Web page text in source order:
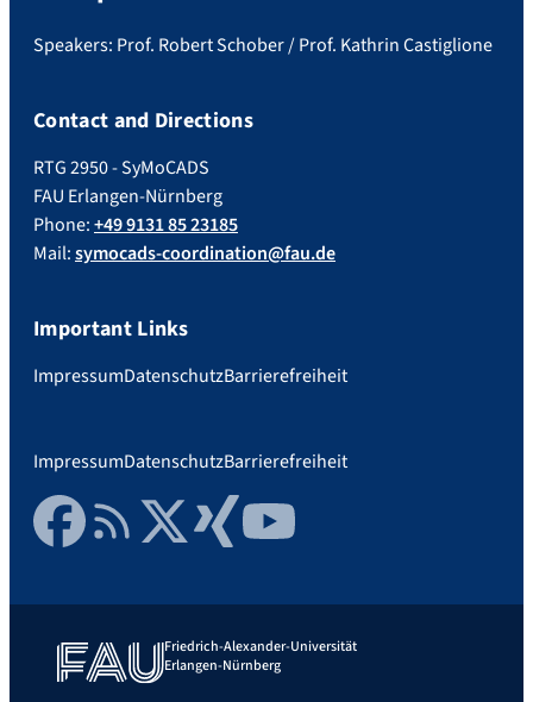
Speakers: Prof. Robert Schober / Prof. Kathrin Castiglione
Contact and Directions
RTG 2950 - SyMoCADS
FAU Erlangen-Nürnberg
Phone:+49 9131 85 23185
Mail:symocads-coordination@fau.de
Important Links
ImpressumDatenschutzBarrierefreiheit
ImpressumDatenschutzBarrierefreiheit
FacebookRSS FeedTwitter Xing YouTube
Friedrich-Alexander-Universität
Erlangen-Nürnberg